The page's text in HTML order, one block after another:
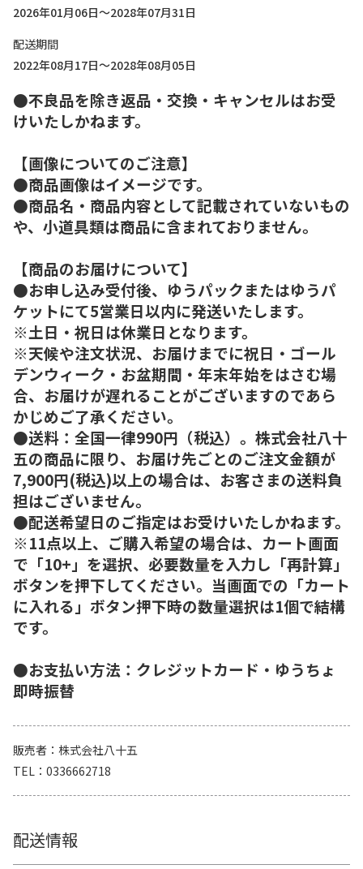
2026年01月06日～2028年07月31日
配送期間
2022年08月17日～2028年08月05日
●不良品を除き返品・交換・キャンセルはお受
けいたしかねます。
【画像についてのご注意】
●商品画像はイメージです。
●商品名・商品内容として記載されていないもの
や、小道具類は商品に含まれておりません。
【商品のお届けについて】
●お申し込み受付後、ゆうパックまたはゆうパ
ケットにて5営業日以内に発送いたします。
※土日・祝日は休業日となります。
※天候や注文状況、お届けまでに祝日・ゴール
デンウィーク・お盆期間・年末年始をはさむ場
合、お届けが遅れることがございますのであら
かじめご了承ください。
●送料：全国一律990円（税込）。株式会社八十
五の商品に限り、お届け先ごとのご注文金額が
7,900円(税込)以上の場合は、お客さまの送料負
担はございません。
●配送希望日のご指定はお受けいたしかねます。
※11点以上、ご購入希望の場合は、カート画面
で「10+」を選択、必要数量を入力し「再計算」
ボタンを押下してください。当画面での「カート
に入れる」ボタン押下時の数量選択は1個で結構
です。
●お支払い方法：クレジットカード・ゆうちょ
即時振替
販売者
株式会社八十五
TEL
0336662718
配送情報